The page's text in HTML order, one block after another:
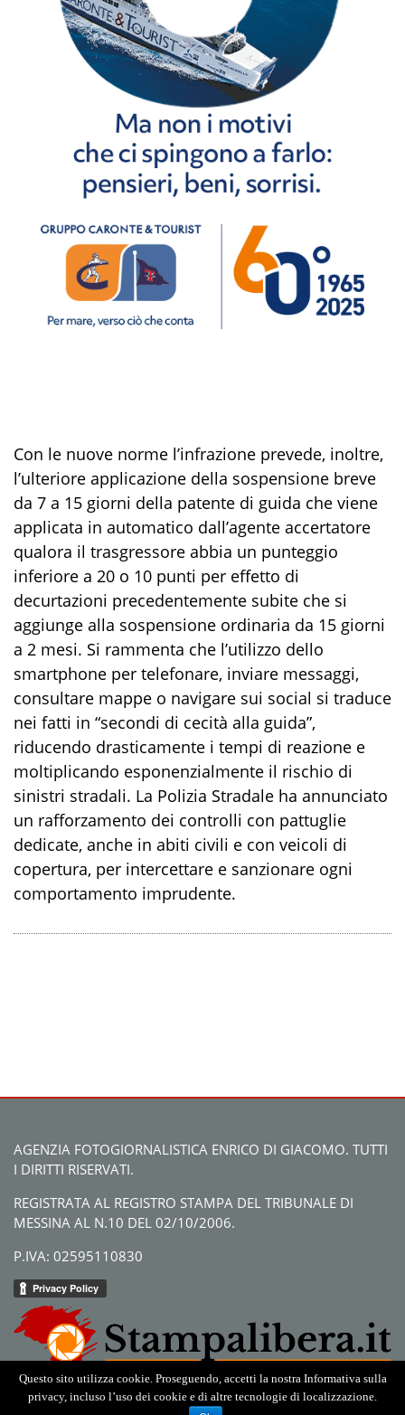
Con le nuove norme l’infrazione prevede, inoltre,
l’ulteriore applicazione della sospensione breve
da 7 a 15 giorni della patente di guida che viene
applicata in automatico dall’agente accertatore
qualora il trasgressore abbia un punteggio
inferiore a 20 o 10 punti per effetto di
decurtazioni precedentemente subite che si
aggiunge alla sospensione ordinaria da 15 giorni
a 2 mesi. Si rammenta che l’utilizzo dello
smartphone per telefonare, inviare messaggi,
consultare mappe o navigare sui social si traduce
nei fatti in “secondi di cecità alla guida”,
riducendo drasticamente i tempi di reazione e
moltiplicando esponenzialmente il rischio di
sinistri stradali. La Polizia Stradale ha annunciato
un rafforzamento dei controlli con pattuglie
dedicate, anche in abiti civili e con veicoli di
copertura, per intercettare e sanzionare ogni
comportamento imprudente.
AGENZIA FOTOGIORNALISTICA ENRICO DI GIACOMO. TUTTI
I DIRITTI RISERVATI.
REGISTRATA AL REGISTRO STAMPA DEL TRIBUNALE DI
MESSINA AL N.10 DEL 02/10/2006.
P.IVA: 02595110830
Questo sito utilizza cookie. Proseguendo, accetti la nostra Informativa sulla
privacy, incluso l’uso dei cookie e di altre tecnologie di localizzazione.